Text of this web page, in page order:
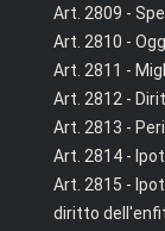
Art. 2809 -
Art. 2810 -
Art. 2811 -
Art. 2812 -
Art. 2813 -
Art. 2814 -
Art. 2815 -
diritto